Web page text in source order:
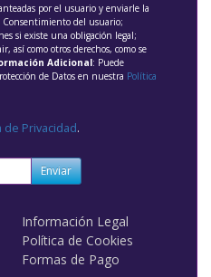
por el usuario y enviarle la
Consentimiento del usuario;
si existe una obligación legal;
así como otros derechos, como se
Adicional: Puede
de Datos en nuestra Política
de Privacidad.
Enviar
Información Legal
Política de Cookies
Formas de Pago